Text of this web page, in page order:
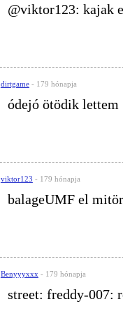
@viktor123: kajak
dirtgame - 179 hónapja
ódejó ötödik lettem
viktor123 - 179 hónapja
balageUMF el
Benyyyxxx - 179 hónapja
street: freddy-007: